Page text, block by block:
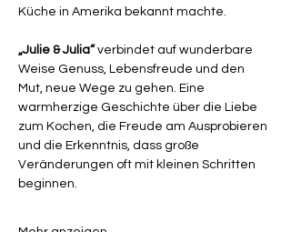
Küche in Amerika bekannt machte.
„Julie & Julia“ verbindet auf wunderbare
Weise Genuss, Lebensfreude und den
Mut, neue Wege zu gehen. Eine
warmherzige Geschichte über die Liebe
zum Kochen, die Freude am Ausprobieren
und die Erkenntnis, dass große
Veränderungen oft mit kleinen Schritten
beginnen.